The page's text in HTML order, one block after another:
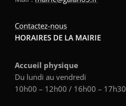
Contactez-nous
HORAIRES DE LA MAIRIE
Accueil physique
Du lundi au vendredi
10h00 – 12h00 / 16h00 – 17h30